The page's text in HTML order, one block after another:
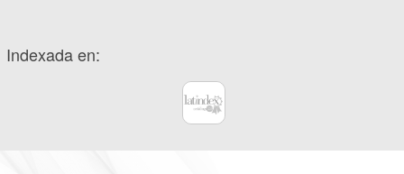
Indexada en: